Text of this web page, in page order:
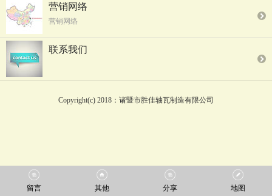
营销网络
营销网络
联系我们
Copyright(c) 2018：诸暨市胜佳轴瓦制造有限公司
留言 其他 分享 地图